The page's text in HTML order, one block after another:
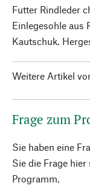
Futter Rindleder
Einlegesohle aus
Kautschuk.
Weitere Artikel
Frage zum
Sie haben eine
Sie die Frage
Programm.